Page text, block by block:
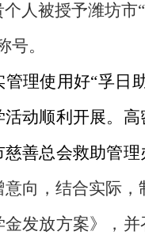
个人被授予潍坊市“
号。
管理使用好“孚日
活动顺利开展。高
慈善总会救助管理
意向，结合实际，
金发放方案》，并